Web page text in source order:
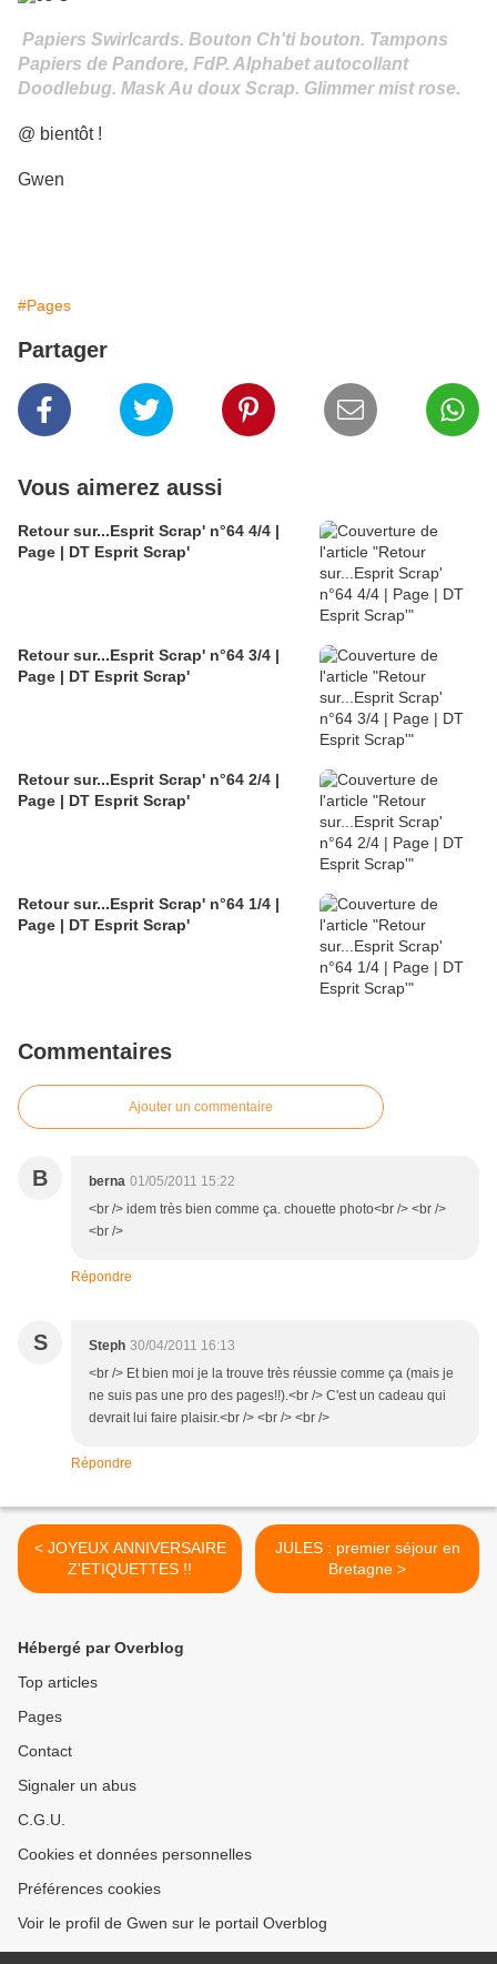
Papiers Swirlcards. Bouton Ch'ti bouton. Tampons
Papiers de Pandore, FdP. Alphabet autocollant
Doodlebug. Mask Au doux Scrap. Glimmer mist rose.
@ bientôt !
Gwen
#Pages
Partager
Vous aimerez aussi
Retour sur...Esprit Scrap' n°64 4/4 |
Page | DT Esprit Scrap'
Retour sur...Esprit Scrap' n°64 3/4 |
Page | DT Esprit Scrap'
Retour sur...Esprit Scrap' n°64 2/4 |
Page | DT Esprit Scrap'
Retour sur...Esprit Scrap' n°64 1/4 |
Page | DT Esprit Scrap'
Commentaires
Ajouter un commentaire
B berna 01/05/2011 15:22
<br /> idem très bien comme ça. chouette photo<br /> <br />
<br />
Répondre
S Steph 30/04/2011 16:13
<br /> Et bien moi je la trouve très réussie comme ça (mais je
ne suis pas une pro des pages!!).<br /> C'est un cadeau qui
devrait lui faire plaisir.<br /> <br /> <br />
Répondre
< JOYEUX ANNIVERSAIRE
Z'ETIQUETTES !!
JULES : premier séjour en
Bretagne >
Hébergé par Overblog
Top articles
Pages
Contact
Signaler un abus
C.G.U.
Cookies et données personnelles
Préférences cookies
Voir le profil de Gwen sur le portail Overblog